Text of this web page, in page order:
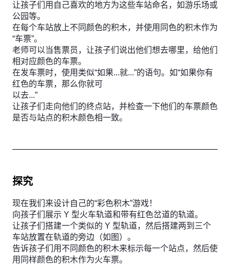
让孩子们用自己喜欢的地方为这些车站命名，如游乐场或
公园等。
在每个车站放上不同颜色的积木，并使用同色的积木作为
“车票”。
老师可以当售票员，让孩子们说出他们想去哪里，给他们
相对应颜色的车票。
在发车票时，使用类似“如果...就...”的语句。如“如果你有
红色的车票，那么你就可
以去...”
让孩子们走向他们的终点站，并检查一下他们的车票颜色
是否与站点的积木颜色相一致。
探究
现在我们来设计自己的“彩色积木”游戏！
向孩子们展示 Y 型火车轨道和带有红色岔道的轨道。
让孩子们搭建一个类似的 Y 型轨道，然后搭建两到三个
车站放置在轨道的旁边（如图）。
告诉孩子们用不同颜色的积木来标示每一个站点，然后使
用同样颜色的积木作为火车票。